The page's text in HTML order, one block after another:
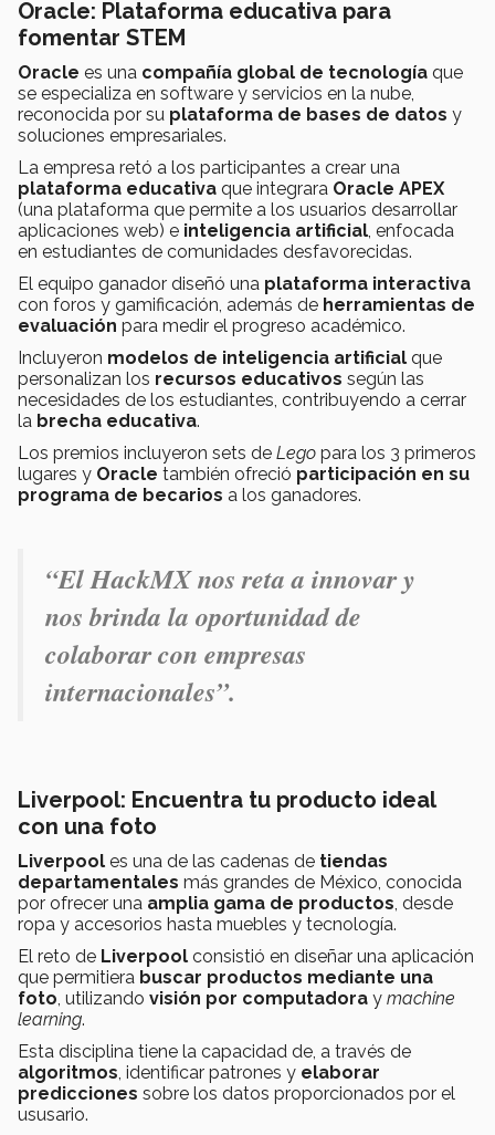
Oracle: Plataforma educativa para
fomentar STEM
Oracle es una compañía global de tecnología que
se especializa en software y servicios en la nube,
reconocida por su plataforma de bases de datos y
soluciones empresariales.
La empresa retó a los participantes a crear una
plataforma educativa que integrara Oracle APEX
(una plataforma que permite a los usuarios desarrollar
aplicaciones web) e inteligencia artificial, enfocada
en estudiantes de comunidades desfavorecidas.
El equipo ganador diseñó una plataforma interactiva
con foros y gamificación, además de herramientas de
evaluación para medir el progreso académico.
Incluyeron modelos de inteligencia artificial que
personalizan los recursos educativos según las
necesidades de los estudiantes, contribuyendo a cerrar
la brecha educativa.
Los premios incluyeron sets de Lego para los 3 primeros
lugares y Oracle también ofreció participación en su
programa de becarios a los ganadores.
“El HackMX nos reta a innovar y
nos brinda la oportunidad de
colaborar con empresas
internacionales”.
Liverpool: Encuentra tu producto ideal
con una foto
Liverpool es una de las cadenas de tiendas
departamentales más grandes de México, conocida
por ofrecer una amplia gama de productos, desde
ropa y accesorios hasta muebles y tecnología.
El reto de Liverpool consistió en diseñar una aplicación
que permitiera buscar productos mediante una
foto, utilizando visión por computadora y machine
learning.
Esta disciplina tiene la capacidad de, a través de
algoritmos, identificar patrones y elaborar
predicciones sobre los datos proporcionados por el
ususario.